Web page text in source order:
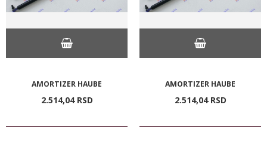
AMORTIZER HAUBE
2.514,04 RSD
AMORTIZER HAUBE
2.514,04 RSD